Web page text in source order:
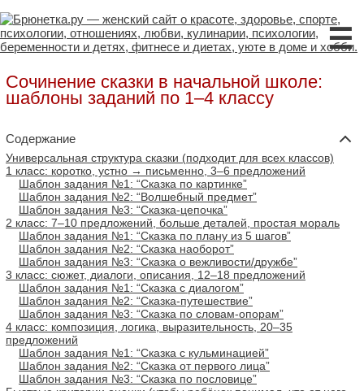
☰
Сочинение сказки в начальной школе:
шаблоны заданий по 1–4 классу
Содержание
Универсальная структура сказки (подходит для всех классов)
1 класс: коротко, устно → письменно, 3–6 предложений
Шаблон задания №1: “Сказка по картинке”
Шаблон задания №2: “Волшебный предмет”
Шаблон задания №3: “Сказка-цепочка”
2 класс: 7–10 предложений, больше деталей, простая мораль
Шаблон задания №1: “Сказка по плану из 5 шагов”
Шаблон задания №2: “Сказка наоборот”
Шаблон задания №3: “Сказка о вежливости/дружбе”
3 класс: сюжет, диалоги, описания, 12–18 предложений
Шаблон задания №1: “Сказка с диалогом”
Шаблон задания №2: “Сказка-путешествие”
Шаблон задания №3: “Сказка по словам-опорам”
4 класс: композиция, логика, выразительность, 20–35
предложений
Шаблон задания №1: “Сказка с кульминацией”
Шаблон задания №2: “Сказка от первого лица”
Шаблон задания №3: “Сказка по пословице”